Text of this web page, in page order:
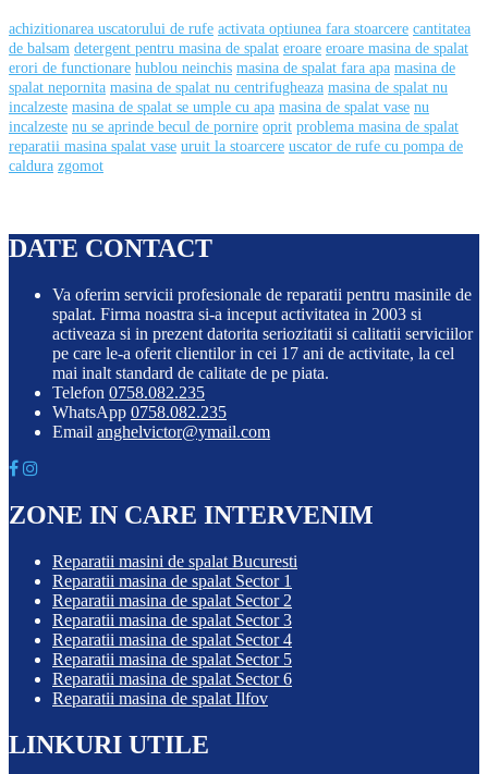
achizitionarea uscatorului de rufe activata optiunea fara stoarcere cantitatea
de balsam detergent pentru masina de spalat eroare eroare masina de spalat
erori de functionare hublou neinchis masina de spalat fara apa masina de
spalat nepornita masina de spalat nu centrifugheaza masina de spalat nu
incalzeste masina de spalat se umple cu apa masina de spalat vase nu
incalzeste nu se aprinde becul de pornire oprit problema masina de spalat
reparatii masina spalat vase uruit la stoarcere uscator de rufe cu pompa de
caldura zgomot
DATE CONTACT
Va oferim servicii profesionale de reparatii pentru masinile de
spalat. Firma noastra si-a inceput activitatea in 2003 si
activeaza si in prezent datorita seriozitatii si calitatii serviciilor
pe care le-a oferit clientilor in cei 17 ani de activitate, la cel
mai inalt standard de calitate de pe piata.
Telefon 0758.082.235
WhatsApp 0758.082.235
Email anghelvictor@ymail.com
ZONE IN CARE INTERVENIM
Reparatii masini de spalat Bucuresti
Reparatii masina de spalat Sector 1
Reparatii masina de spalat Sector 2
Reparatii masina de spalat Sector 3
Reparatii masina de spalat Sector 4
Reparatii masina de spalat Sector 5
Reparatii masina de spalat Sector 6
Reparatii masina de spalat Ilfov
LINKURI UTILE